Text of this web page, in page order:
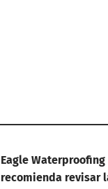
Eagle Waterproofing
recomienda revisar